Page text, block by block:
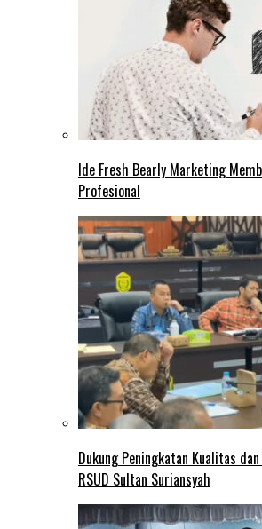
Ide Fresh Bearly Marketing
Profesional
Dukung Peningkatan Kualitas
RSUD Sultan Suriansyah